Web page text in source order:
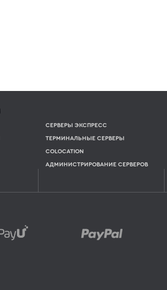
СЕРВЕРЫ ЭКСПРЕСС
ТЕРМИНАЛЬНЫЕ СЕРВЕРЫ
COLOCATION
АДМИНИСТРИРОВАНИЕ СЕРВЕРОВ